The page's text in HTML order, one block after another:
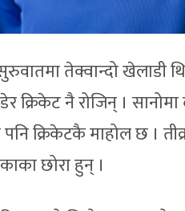
तेक्वान्दो खेलाडी
क्रिकेट नै रोजिन् ।
क्रिकेटकै माहोल छ ।
छोरा हुन् ।